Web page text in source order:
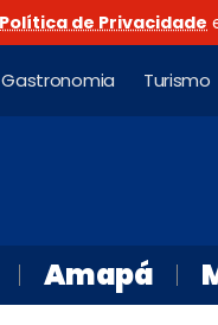
Política de Privacidade
Gastronomia Turismo
Amapá